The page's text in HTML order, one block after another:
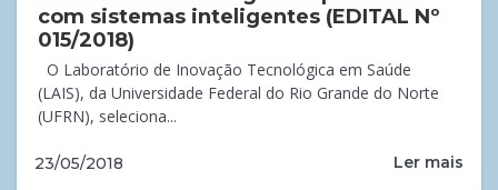
com sistemas inteligentes (EDITAL Nº
015/2018)
O Laboratório de Inovação Tecnológica em Saúde
(LAIS), da Universidade Federal do Rio Grande do Norte
(UFRN), seleciona...
23/05/2018 Ler mais